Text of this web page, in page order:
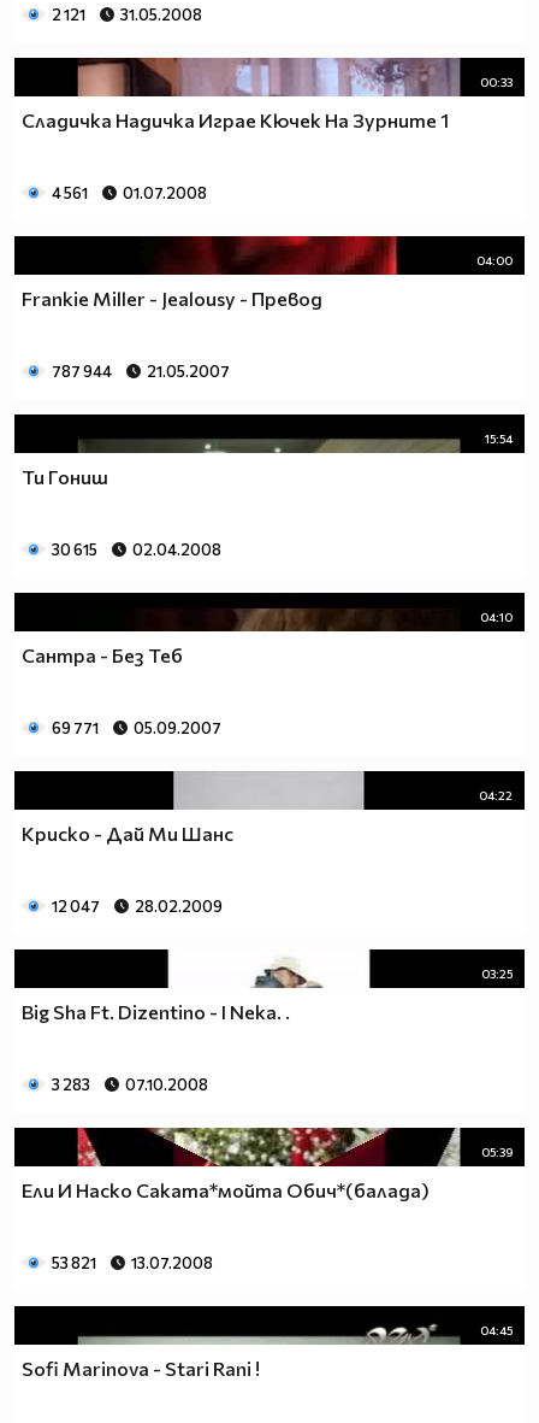
2 121 31.05.2008
00:33
Сладичка Надичка Играе Кючек На Зурните 1
4 561 01.07.2008
04:00
Frankie Miller - Jealousy - Превод
787 944 21.05.2007
15:54
Ти Гониш
30 615 02.04.2008
04:10
Сантра - Без Теб
69 771 05.09.2007
04:22
Криско - Дай Ми Шанс
12 047 28.02.2009
03:25
Big Sha Ft. Dizentino - I Neka. .
3 283 07.10.2008
05:39
Ели И Наско Саката*мойта Обич*(балада)
53 821 13.07.2008
04:45
Sofi Marinova - Stari Rani !